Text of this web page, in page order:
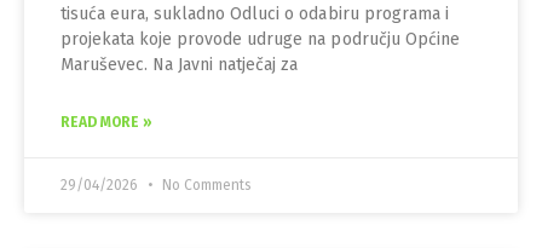
tisuća eura, sukladno Odluci o odabiru programa i
projekata koje provode udruge na području Općine
Maruševec. Na Javni natječaj za
READ MORE »
29/04/2026 No Comments